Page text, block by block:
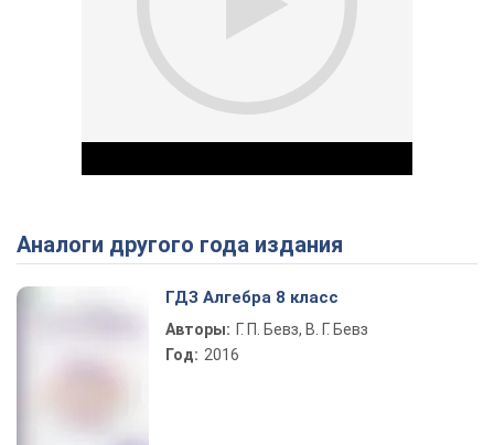
Play Video
Аналоги другого года издания
ГДЗ Алгебра 8 класс
Авторы: Г. П. Бевз, В. Г. Бевз
Год: 2016